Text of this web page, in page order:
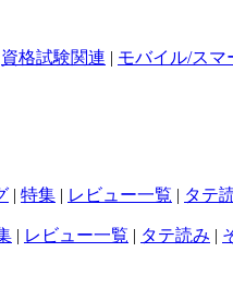
資格試験関連 | モバイル/スマ
| 特集 | レビュー一覧 | タテ
| レビュー一覧 | タテ読み |